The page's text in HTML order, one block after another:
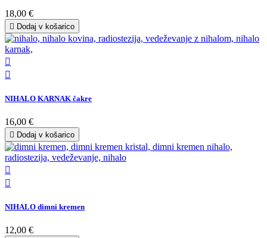
18,00 €
 Dodaj v košarico


NIHALO KARNAK čakre
16,00 €
 Dodaj v košarico


NIHALO dimni kremen
12,00 €